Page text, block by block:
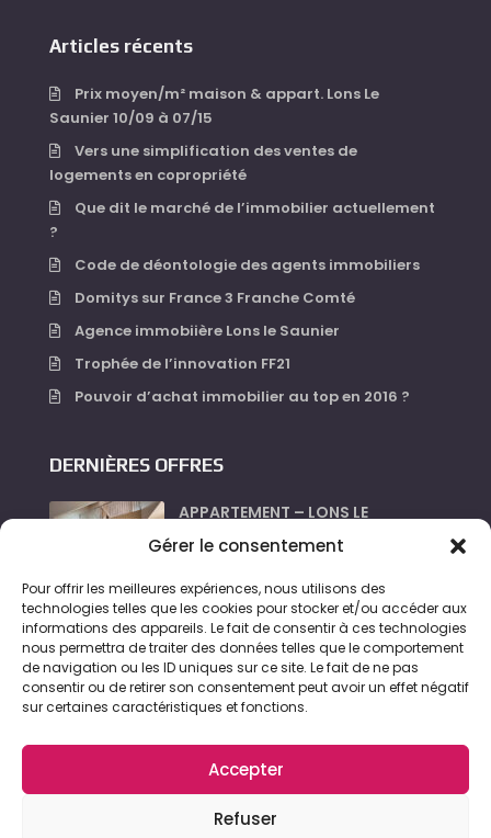
Gérer le consentement
Pour offrir les meilleures expériences, nous utilisons des
technologies telles que les cookies pour stocker et/ou accéder aux
informations des appareils. Le fait de consentir à ces technologies
nous permettra de traiter des données telles que le comportement
de navigation ou les ID uniques sur ce site. Le fait de ne pas
consentir ou de retirer son consentement peut avoir un effet négatif
sur certaines caractéristiques et fonctions.
Accepter
Refuser
Articles récents
Prix moyen/m² maison & appart. Lons Le
Saunier 10/09 à 07/15
Vers une simplification des ventes de
logements en copropriété
Que dit le marché de l’immobilier actuellement
?
Code de déontologie des agents immobiliers
Domitys sur France 3 Franche Comté
Agence immobiière Lons le Saunier
Trophée de l’innovation FF21
Pouvoir d’achat immobilier au top en 2016 ?
DERNIÈRES OFFRES
APPARTEMENT – LONS LE
SAUNIER...
LOCAL_PROFESSIONNEL –
LONS LE...
360 €
APPARTEMENT – LONS LE
SAUNIER...
500 €